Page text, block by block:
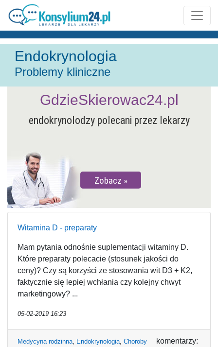
Endokrynologia
Problemy kliniczne
endokrynolodzy polecani przez lekarzy
Zobacz
GdzieSkierowac24.pl
Witamina D - preparaty
Mam pytania odnośnie suplementacji witaminy D.
Które preparaty polecacie (stosunek jakości do
ceny)? Czy są korzyści ze stosowania wit D3 + K2,
faktycznie się lepiej wchłania czy kolejny chwyt
marketingowy? ...
05-02-2019 16:23
Medycyna rodzinna, Endokrynologia, Choroby
komentarzy: